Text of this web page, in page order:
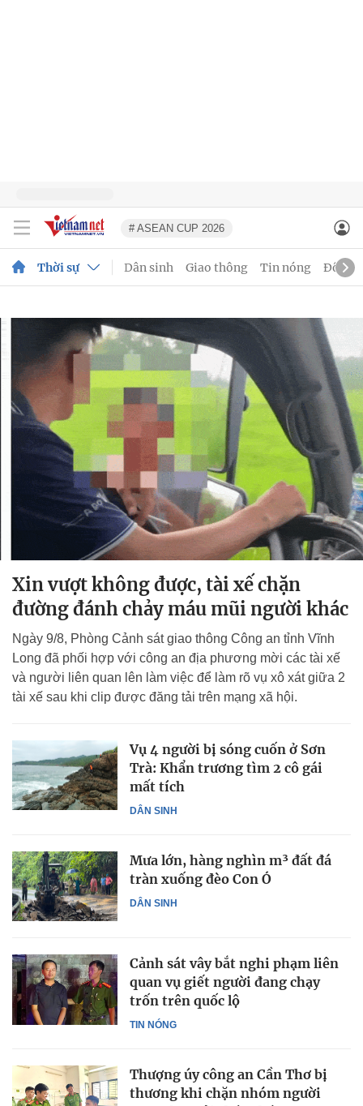
# ASEAN CUP 2026
Thời sự Dân sinh Giao thông Tin nóng Đô thị
Xin vượt không được, tài xế chặn
đường đánh chảy máu mũi người khác
Ngày 9/8, Phòng Cảnh sát giao thông Công an tỉnh Vĩnh
Long đã phối hợp với công an địa phương mời các tài xế
và người liên quan lên làm việc để làm rõ vụ xô xát giữa 2
tài xế sau khi clip được đăng tải trên mạng xã hội.
DÂN SINH
Vụ 4 người bị sóng cuốn ở Sơn
Trà: Khẩn trương tìm 2 cô gái
mất tích
DÂN SINH
Mưa lớn, hàng nghìn m³ đất đá
tràn xuống đèo Con Ó
TIN NÓNG
Cảnh sát vây bắt nghi phạm liên
quan vụ giết người đang chạy
trốn trên quốc lộ
Thượng úy công an Cần Thơ bị
thương khi chặn nhóm người